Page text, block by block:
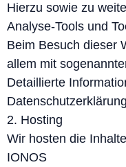
Hierzu sowie zu
Analyse-Tools und
Beim Besuch dieser
allem mit
Detaillierte
2. Hosting
Wir hosten die
IONOS